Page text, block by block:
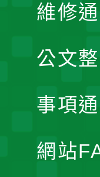
維修
公文
事項
網站